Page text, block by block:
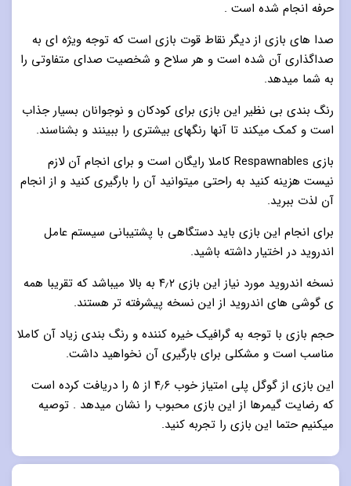
حرفه انجام شده است .
صدا های بازی از دیگر نقاط قوت بازی است که توجه ویژه ای به
صداگذاری آن شده است و هر سلاح و شخصیت صدای متفاوتی را
به شما میدهد.
رنگ بندی بی نظیر این بازی برای کودکان و نوجوانان بسیار جذاب
است و کمک میکند تا آنها رنگهای بیشتری را ببینند و بشناسند.
بازی Respawnables کاملا رایگان است و برای انجام آن لازم
نیست هزینه کنید به راحتی میتوانید آن را بارگیری کنید و از انجام
آن لذت ببرید.
برای انجام این بازی باید دستگاهی با پشتیبانی سیستم عامل
اندروید در اختیار داشته باشید.
نسخه اندروید مورد نیاز این بازی ۴٫۲ به بالا میباشد که تقریبا همه
ی گوشی های اندروید از این نسخه پیشرفته تر هستند.
حجم بازی با توجه به گرافیک خیره کننده و رنگ بندی زیاد آن کاملا
مناسب است و مشکلی برای بارگیری آن نخواهید داشت.
این بازی از گوگل پلی امتیاز خوب ۴٫۶ از ۵ را دریافت کرده است
که رضایت گیمرها از این بازی محبوب را نشان میدهد . توصیه
میکنیم حتما این بازی را تجربه کنید.